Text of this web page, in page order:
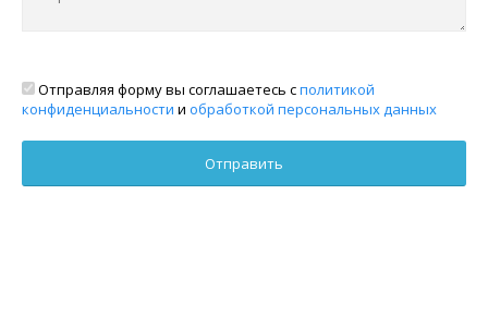
Отправляя форму вы соглашаетесь сполитикой
конфиденциальности и обработкой персональных данных